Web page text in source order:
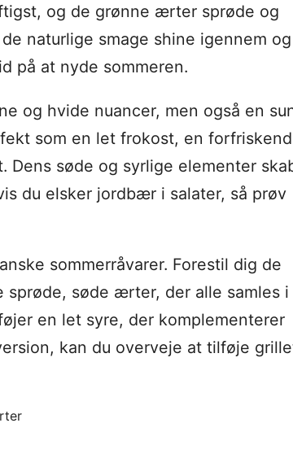
og de grønne ærter sprøde og
naturlige smage shine igennem og
på at nyde sommeren.
og hvide nuancer, men også en
som en let frokost, en
søde og syrlige elementer
du elsker jordbær i salater, så prøv
sommerråvarer. Forestil dig de
søde ærter, der alle samles i
en let syre, der komplementerer
kan du overveje at tilføje